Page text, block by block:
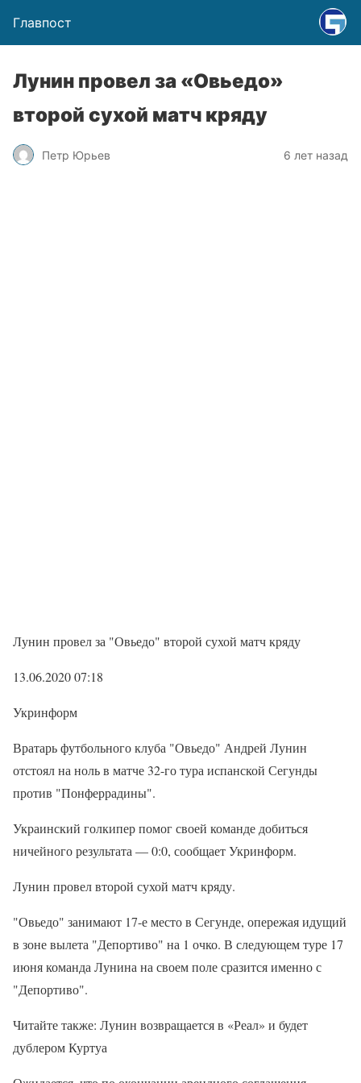
Главпост
Лунин провел за «Овьедо»
второй сухой матч кряду
Петр Юрьев 6 лет назад
Лунин провел за "Овьедо" второй сухой матч кряду
13.06.2020 07:18
Укринформ
Вратарь футбольного клуба "Овьедо" Андрей Лунин
отстоял на ноль в матче 32-го тура испанской Сегунды
против "Понферрадины".
Украинский голкипер помог своей команде добиться
ничейного результата — 0:0, сообщает Укринформ.
Лунин провел второй сухой матч кряду.
"Овьедо" занимают 17-е место в Сегунде, опережая идущий
в зоне вылета "Депортиво" на 1 очко. В следующем туре 17
июня команда Лунина на своем поле сразится именно с
"Депортиво".
Читайте также: Лунин возвращается в «Реал» и будет
дублером Куртуа